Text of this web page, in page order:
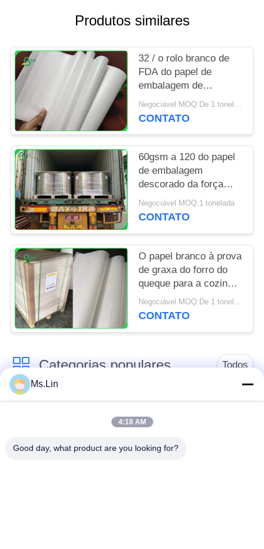
PRIVACY
POLICY
Produtos similares
32 / o rolo branco de
FDA do papel de
embalagem de
35/40grams MG Que
empacota para embalar
Negociável MOQ:De 1 toneladas para o tamanho especial
CONTATO
60gsm a 120 do papel
de embalagem
descorado da força
dura gramas de rolo
sem revestimento para
Negociável MOQ:1 tonelada
CONTATO
O papel branco à prova
de graxa do forro do
queque para a cozinha
da padaria utiliza
ferramentas 31 -
Negociável MOQ:De 1 toneladas para o tamanho comum & as 10 toneladas para o tamanho especial
CONTATO
Categorias populares Todos
papel de embalagem
rolo marrom do papel
de embalagem
placa do forro de
Papel revestido do
Ms.Lin
4:18 AM
Good day, what product are you looking for?